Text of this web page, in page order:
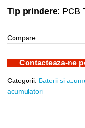
Tip prindere: PCB
Compare
Contacteaza-ne
Categorii: Baterii si
acumulatori